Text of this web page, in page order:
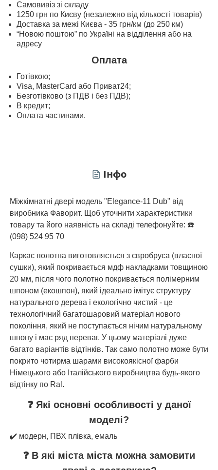
Самовивіз зі складу
1250 грн по Києву (незалежно від кількості товарів)
Доставка за межі Києва - 35 грн/км (до 250 км)
“Новою поштою” по Україні на відділення або на
адресу
Оплата
Готівкою;
Visa, MasterСard або Приват24;
Безготівково (з ПДВ і без ПДВ);
В кредит;
Оплата частинами.
Інфо
Міжкімнатні двері модель "Elegance-11 Dub" від
виробника Фаворит. Щоб уточнити характеристики
товару та його наявність на складі телефонуйте: ☎️
(098) 524 95 70
Каркас полотна виготовляється з євробруса (власної
сушки), який покривається мдф накладками товщиною
20 мм, після чого полотно покривається полімерним
шпоном (екошпон), який ідеально імітує структуру
натурального дерева і екологічно чистий - це
технологічний багатошаровий матеріал нового
покоління, який не поступається нічим натуральному
шпону і має ряд переваг. У цьому матеріалі дуже
багато варіантів відтінків. Так само полотно може бути
покрито чотирма шарами високоякісної фарби
Німецького або Італійського виробництва будь-якого
відтінку по Ral.
❓ Які основні особливості у даної
моделі?
✔️ модерн, ПВХ плівка, емаль
❓ В які міста міста можна замовити